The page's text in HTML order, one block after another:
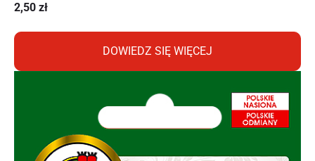
2,50 zł
DOWIEDZ SIĘ WIĘCEJ